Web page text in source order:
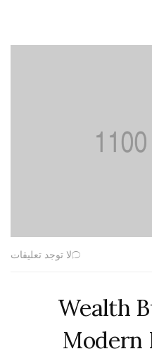
لا توجد تعليقات
Wealth
Modern